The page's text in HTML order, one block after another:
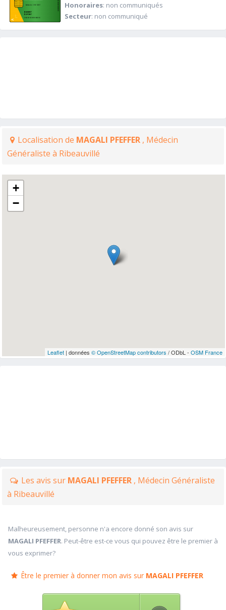
Honoraires: non communiqués
Secteur: non communiqué
Localisation de MAGALI PFEFFER , Médecin
Généraliste à Ribeauvillé
+
−
Leaflet| données © OpenStreetMap contributors / ODbL - OSM France
Les avis sur MAGALI PFEFFER , Médecin Généraliste
à Ribeauvillé
Malheureusement, personne n'a encore donné son avis sur
MAGALI PFEFFER. Peut-être est-ce vous qui pouvez être le premier à
vous exprimer?
Être le premier à donner mon avis sur MAGALI PFEFFER